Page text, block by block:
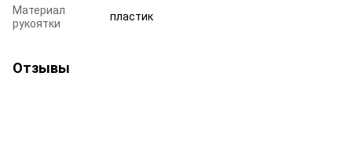
Материал
рукоятки
пластик
Отзывы